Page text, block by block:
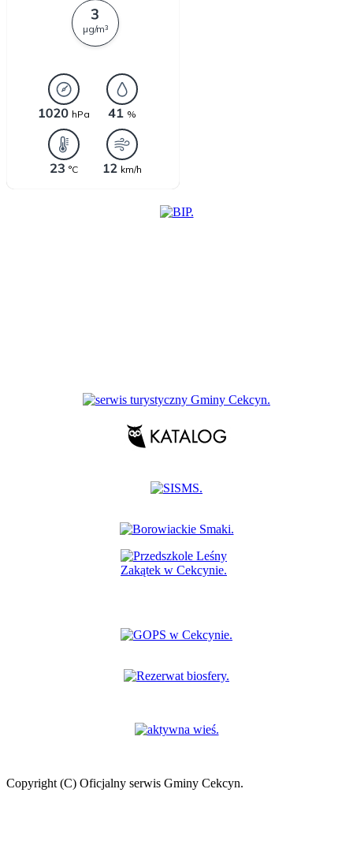
Copyright (C) Oficjalny serwis Gminy Cekcyn.